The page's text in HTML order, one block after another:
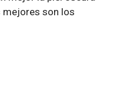
mejores son los